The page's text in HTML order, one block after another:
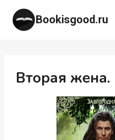
Перейти
содержимому
Bookisgood.ru
Вторая жена.